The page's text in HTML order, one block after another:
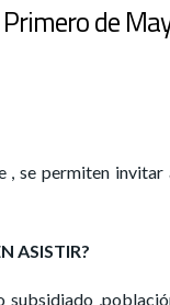
de
se permiten
ASISTIR?